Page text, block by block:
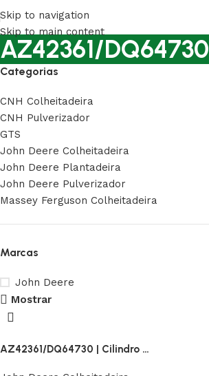
Skip to navigation
Skip to main content
AZ42361/DQ64730
Categorias
CNH Colheitadeira
CNH Pulverizador
GTS
John Deere Colheitadeira
John Deere Plantadeira
John Deere Pulverizador
Massey Ferguson Colheitadeira
Marcas
John Deere
Mostrar
AZ42361/DQ64730 | Cilindro Hidráulico